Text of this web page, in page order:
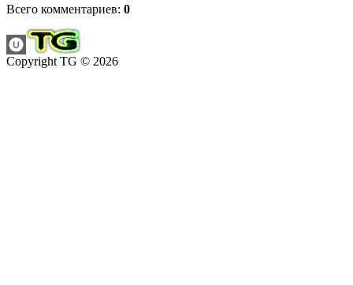
Всего комментариев: 0
Copyright TG © 2026